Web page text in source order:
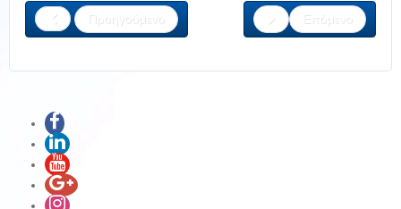
Προηγούμενο
Επόμενο